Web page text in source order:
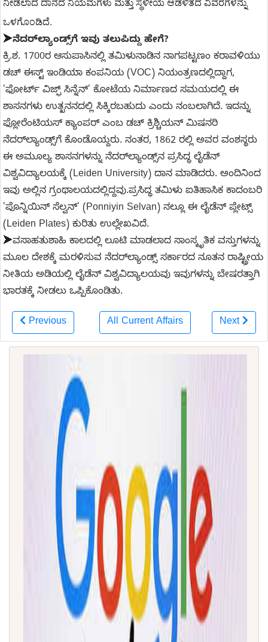
ಒಳಗೊಂಡಿದೆ.
➤ನೆದರ್‌ಲ್ಯಾಂಡ್ಸ್‌ಗೆ ಇವು ತಲುಪಿದ್ದು ಹೇಗೆ?
ಕ್ರಿ.ಶ. 1700ರ ಆಸುಪಾಸಿನಲ್ಲಿ ತಮಿಳುನಾಡಿನ ನಾಗಪಟ್ಟಣಂ ಕರಾವಳಿಯು
ಡಚ್ ಈಸ್ಟ್ ಇಂಡಿಯಾ ಕಂಪನಿಯ (VOC) ನಿಯಂತ್ರಣದಲ್ಲಿದ್ದಾಗ,
'ಫೋರ್ಟ್ ವಿಜ್ಫ್ ಸಿನ್ನೆನ್' ಕೋಟೆಯ ನಿರ್ಮಾಣದ ಸಮಯದಲ್ಲಿ ಈ
ಶಾಸನಗಳು ಉತ್ಖನನದಲ್ಲಿ ಸಿಕ್ಕಿರಬಹುದು ಎಂದು ನಂಬಲಾಗಿದೆ. ಇದನ್ನು
ಫ್ಲೋರೆಂಟಿಯಸ್ ಕ್ಯಾಂಪರ್ ಎಂಬ ಡಚ್ ಕ್ರಿಶ್ಚಿಯನ್ ಮಿಷನರಿ
ನೆದರ್‌ಲ್ಯಾಂಡ್ಸ್‌ಗೆ ಕೊಂಡೊಯ್ದರು. ನಂತರ, 1862 ರಲ್ಲಿ ಅವರ ವಂಶಸ್ಥರು
ಈ ಅಮೂಲ್ಯ ಶಾಸನಗಳನ್ನು ನೆದರ್‌ಲ್ಯಾಂಡ್ಸ್‌ನ ಪ್ರಸಿದ್ಧ ಲೈಡೆನ್
ವಿಶ್ವವಿದ್ಯಾಲಯಕ್ಕೆ (Leiden University) ದಾನ ಮಾಡಿದರು. ಅಂದಿನಿಂದ
ಇವು ಅಲ್ಲಿನ ಗ್ರಂಥಾಲಯದಲ್ಲಿದ್ದವು.ಪ್ರಸಿದ್ಧ ತಮಿಳು ಐತಿಹಾಸಿಕ ಕಾದಂಬರಿ
'ಪೊನ್ನಿಯಿನ್ ಸೆಲ್ವನ್' (Ponniyin Selvan) ನಲ್ಲೂ ಈ ಲೈಡೆನ್ ಪ್ಲೇಟ್ಸ್
(Leiden Plates) ಕುರಿತು ಉಲ್ಲೇಖವಿದೆ.
➤ವಸಾಹತುಶಾಹಿ ಕಾಲದಲ್ಲಿ ಲೂಟಿ ಮಾಡಲಾದ ಸಾಂಸ್ಕೃತಿಕ ವಸ್ತುಗಳನ್ನು
ಮೂಲ ದೇಶಕ್ಕೆ ಮರಳಿಸುವ ನೆದರ್‌ಲ್ಯಾಂಡ್ಸ್ ಸರ್ಕಾರದ ನೂತನ ರಾಷ್ಟ್ರೀಯ
ನೀತಿಯ ಅಡಿಯಲ್ಲಿ ಲೈಡೆನ್ ವಿಶ್ವವಿದ್ಯಾಲಯವು ಇವುಗಳನ್ನು ಬೇಷರತ್ತಾಗಿ
ಭಾರತಕ್ಕೆ ನೀಡಲು ಒಪ್ಪಿಕೊಂಡಿತು.
Previous All Current Affairs Next